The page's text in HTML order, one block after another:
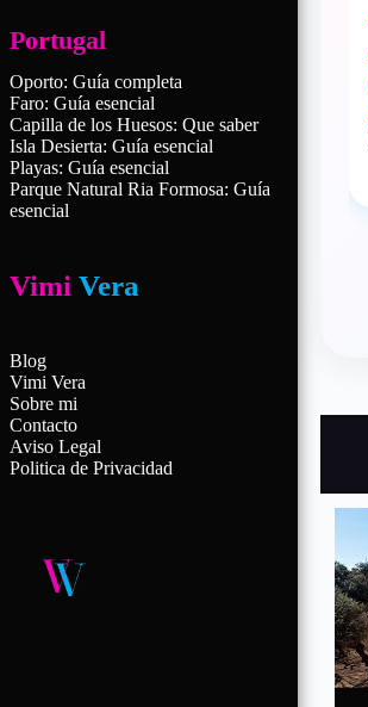
Portugal
Oporto: Guía completa
Faro: Guía esencial
Capilla de los Huesos: Que saber
Isla Desierta: Guía esencial
Playas: Guía esencial
Parque Natural Ria Formosa: Guía
esencial
Vimi Vera
Blog
Vimi Vera
Sobre mi
Contacto
Aviso Legal
Politica de Privacidad